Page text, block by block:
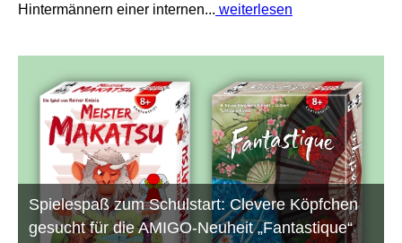
Hintermännern einer internen... weiterlesen
Spielespaß zum Schulstart: Clevere Köpfchen
gesucht für die AMIGO-Neuheit „Fantastique“